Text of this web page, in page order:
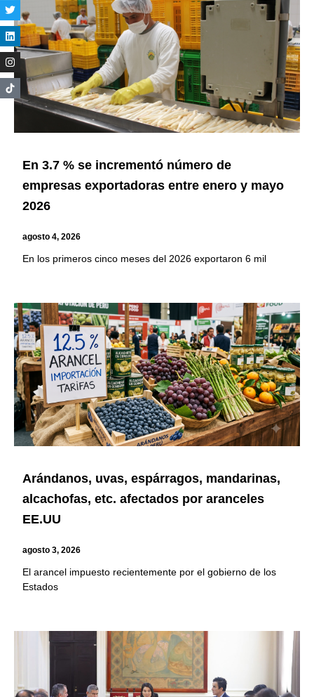
En 3.7 % se incrementó número de
empresas exportadoras entre enero y mayo
2026
agosto 4, 2026
En los primeros cinco meses del 2026 exportaron 6 mil
Arándanos, uvas, espárragos, mandarinas,
alcachofas, etc. afectados por aranceles
EE.UU
agosto 3, 2026
El arancel impuesto recientemente por el gobierno de los
Estados